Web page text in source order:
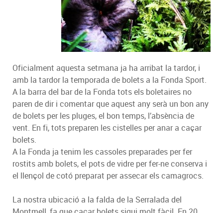
Oficialment aquesta setmana ja ha arribat la tardor, i
amb la tardor la temporada de bolets a la Fonda Sport.
A la barra del bar de la Fonda tots els boletaires no
paren de dir i comentar que aquest any serà un bon any
de bolets per les pluges, el bon temps, l’absència de
vent. En fi, tots preparen les cistelles per anar a caçar
bolets.
A la Fonda ja tenim les cassoles preparades per fer
rostits amb bolets, el pots de vidre per fer-ne conserva i
el llençol de cotó preparat per assecar els camagrocs.
La nostra ubicació a la falda de la Serralada del